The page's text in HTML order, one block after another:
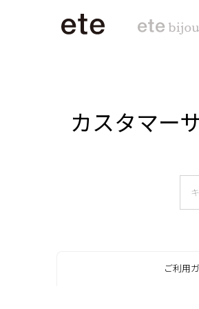
カスタマー
ご利用